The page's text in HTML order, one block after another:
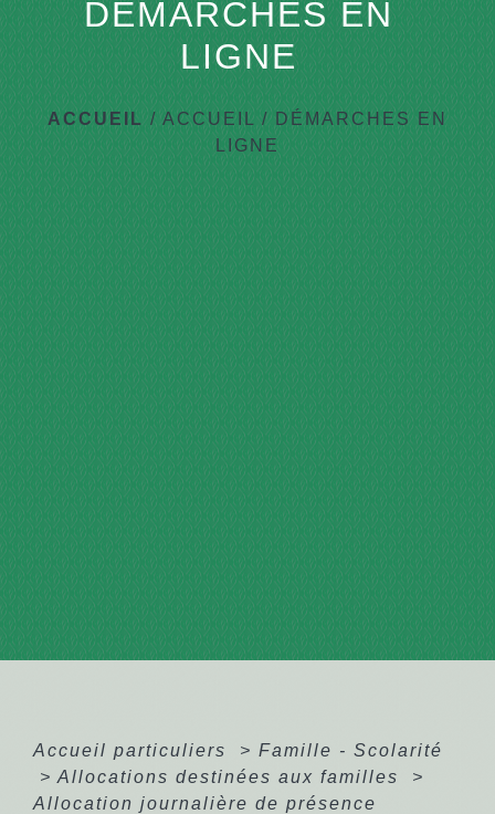
DÉMARCHES EN
LIGNE
ACCUEIL/ACCUEIL / DÉMARCHES EN
LIGNE
Accueil particuliers > Famille - Scolarité
> Allocations destinées aux familles
>
Allocation journalière de présence